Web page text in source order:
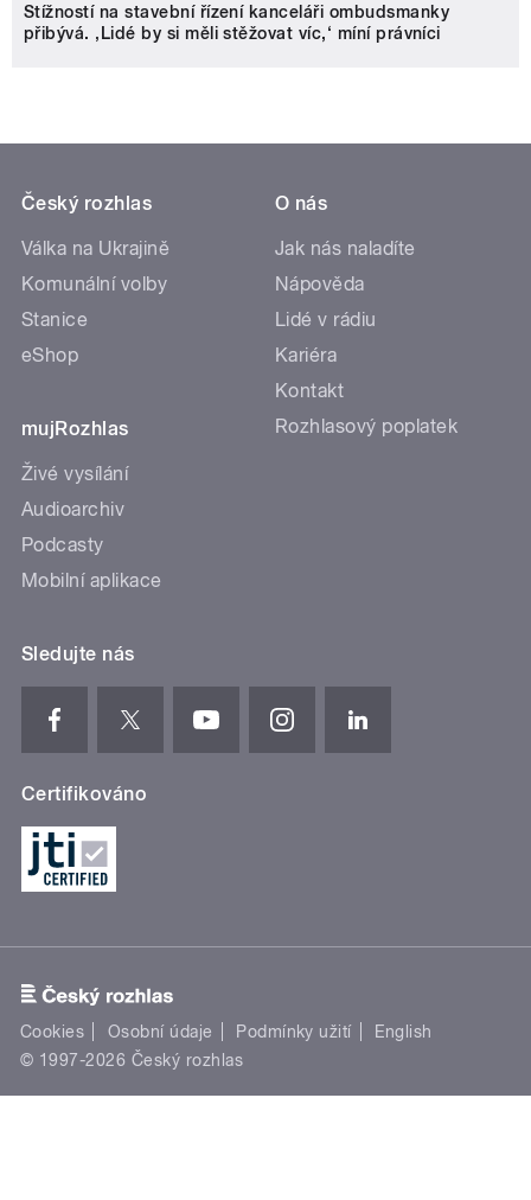
Stížností na stavební řízení kanceláři ombudsmanky
přibývá. ‚Lidé by si měli stěžovat víc,‘ míní právníci
Český rozhlas
Válka na Ukrajině
Komunální volby
Stanice
eShop
mujRozhlas
Živé vysílání
Audioarchiv
Podcasty
Mobilní aplikace
O nás
Jak nás naladíte
Nápověda
Lidé v rádiu
Kariéra
Kontakt
Rozhlasový poplatek
Sledujte nás
Certifikováno
Cookies Osobní údaje Podmínky užití
English
© 1997-2026 Český rozhlas